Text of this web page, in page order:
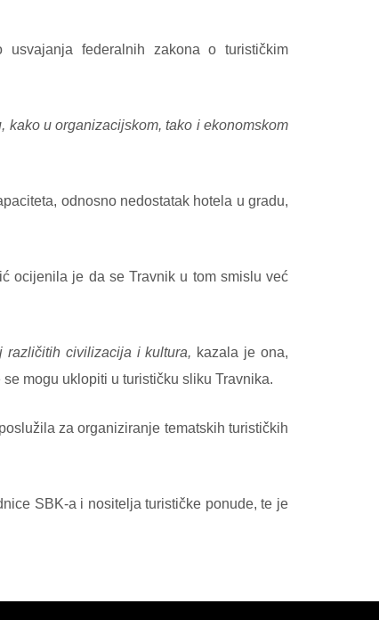
usvajanja federalnih zakona o turističkim
kako u organizacijskom, tako i ekonomskom
odnosno nedostatak hotela u gradu,
ocijenila je da se Travnik u tom smislu već
različitih civilizacija i kultura, kazala je ona,
mogu uklopiti u turističku sliku Travnika.
za organiziranje tematskih turističkih
SBK-a i nositelja turističke ponude, te je